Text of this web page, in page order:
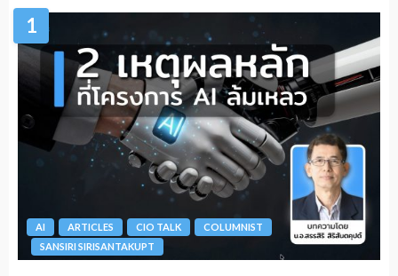
1
AI ARTICLES CIO TALK
COLUMNIST
SANSIRI SIRISANTAKUPT